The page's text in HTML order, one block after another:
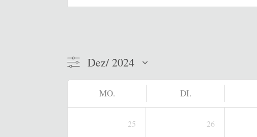
MO. DI.
25 26